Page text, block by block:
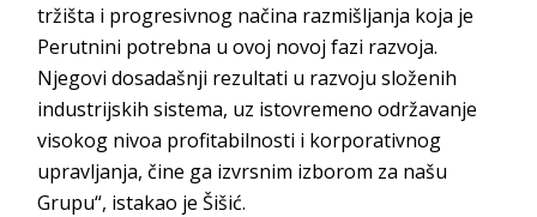
tržišta i progresivnog načina razmišljanja koja je
Perutnini potrebna u ovoj novoj fazi razvoja.
Njegovi dosadašnji rezultati u razvoju složenih
industrijskih sistema, uz istovremeno održavanje
visokog nivoa profitabilnosti i korporativnog
upravljanja, čine ga izvrsnim izborom za našu
Grupu“, istakao je Šišić.